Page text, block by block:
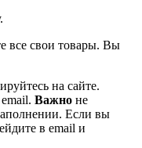
все свои товары. Вы
на сайте.
Важно не
Если вы
в email и